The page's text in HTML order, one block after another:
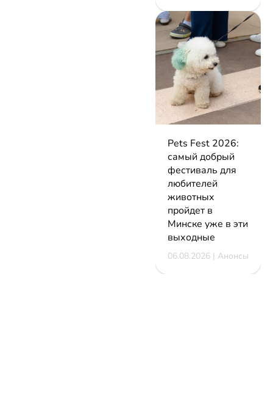
Pets Fest 2026:
самый добрый
фестиваль для
любителей
животных
пройдет в
Минске уже в эти
выходные
06.08.2026 | Анонсы